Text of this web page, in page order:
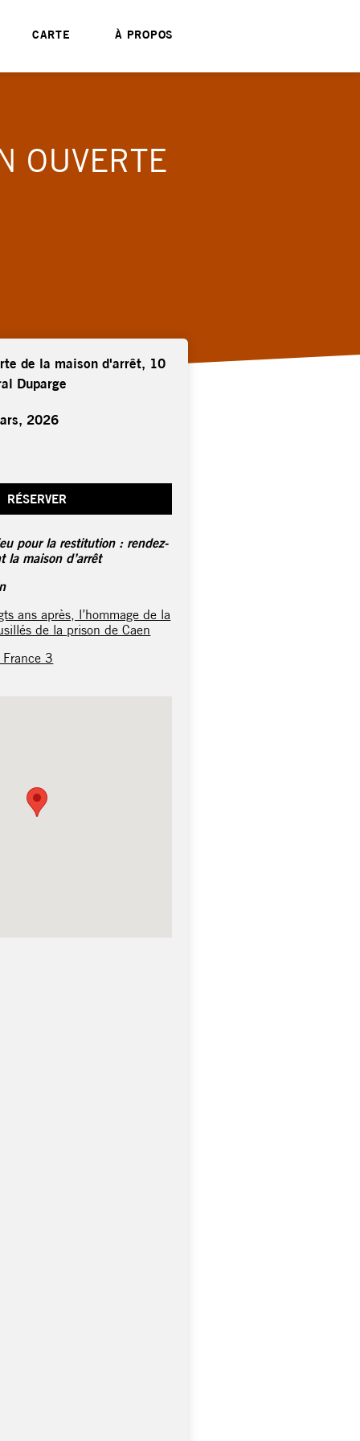
CARTE À PROPOS
OUVERTE
de la maison d'arrêt, 10
Duparge
2026
RÉSERVER
pour la restitution : rendez-
la maison d’arrêt
ans après, l’hommage de la
de la prison de Caen
France 3